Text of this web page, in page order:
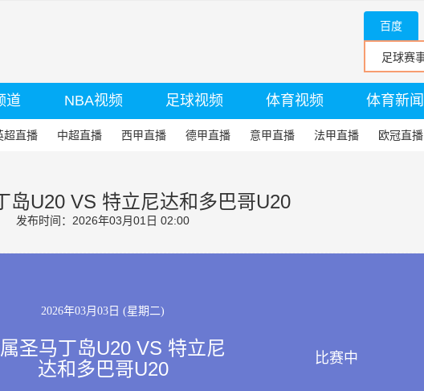
百度
道 NBA视频 足球视频 体育视频 体育新闻
超直播 中超直播 西甲直播 德甲直播 意甲直播 法甲直播 欧冠直播
岛U20 VS 特立尼达和多巴哥U20
发布时间：2026年03月01日 02:00
2026年03月03日 (星期二)
圣马丁岛U20 VS 特立尼
达和多巴哥U20
比赛中